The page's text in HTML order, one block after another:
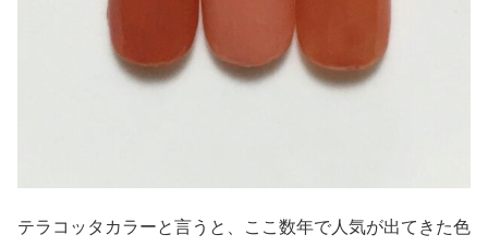
テラコッタカラーと言うと、ここ数年で人気が出てきた色